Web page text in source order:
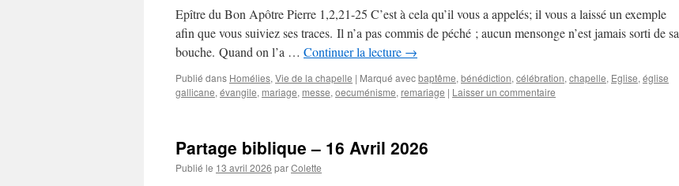
Epître du Bon Apôtre Pierre 1,2,21-25 C’est à cela qu’il vous a appelés; il vous a laissé un exemple
afin que vous suiviez ses traces. Il n’a pas commis de péché ; aucun mensonge n’est jamais sorti de sa
bouche. Quand on l’a … Continuer la lecture →
Publié dans Homélies, Vie de la chapelle | Marqué avecbaptême, bénédiction, célébration, chapelle, Eglise, église
gallicane, évangile, mariage, messe, oecuménisme, remariage | Laisser un commentaire
Partage biblique – 16 Avril 2026
Publié le 13 avril 2026 parColette